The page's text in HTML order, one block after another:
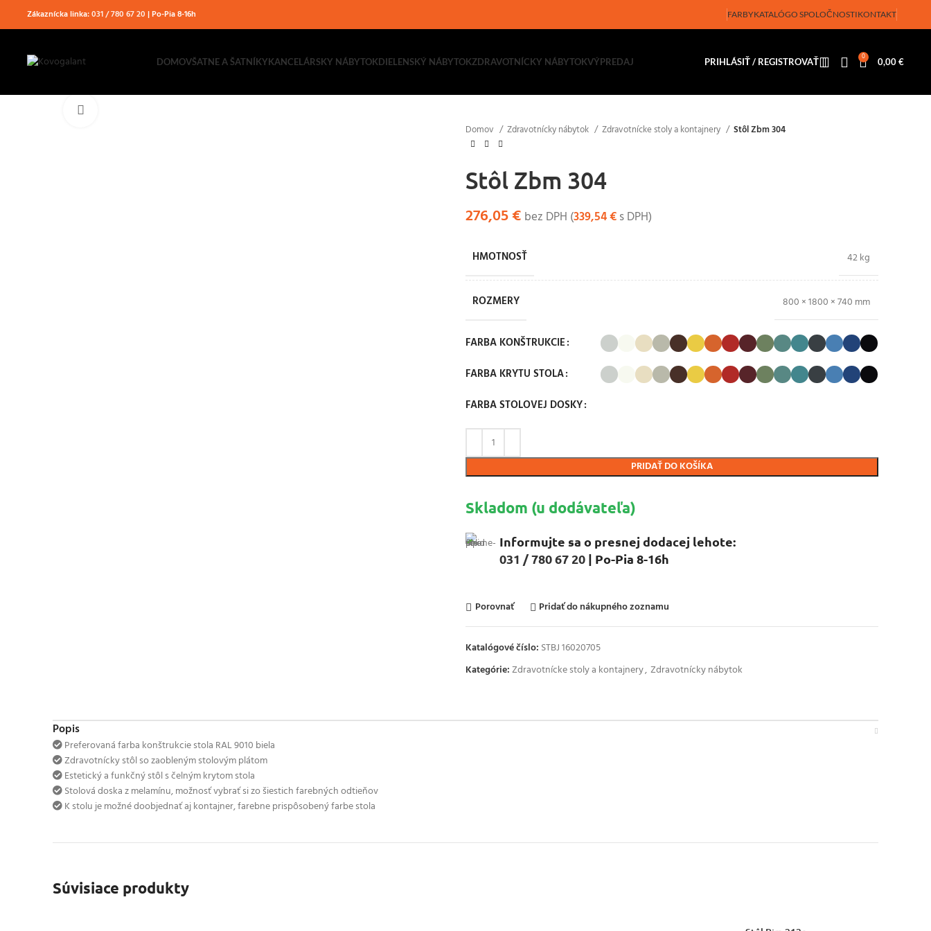
Zákaznícka linka:031 / 780 67 20 | Po-Pia 8-16h FARBYKATALÓGO SPOLOČNOSTIKONTAKT
DOMOVŠATNE A ŠATNÍKYKANCELÁRSKY NÁBYTOKDIELENSKÝ NÁBYTOKZDRAVOTNÍCKY NÁBYTOKVÝPREDAJ PRIHLÁSIŤ / REGISTROVAŤ 0 0,00€
Domov Zdravotnícky nábytok Zdravotnícke stoly a kontajnery Stôl Zbm 304
Stôl Zbm 304
276,05€ bez DPH (339,54€s DPH)
HMOTNOSŤ 42 kg
ROZMERY 800 × 1800 × 740 mm
FARBA KONŠTRUKCIE
FARBA KRYTU STOLA
FARBA STOLOVEJ DOSKY
PRIDAŤ DO KOŠÍKA
Skladom (u dodávateľa)
Informujte sa o presnej dodacej lehote:
031 / 780 67 20 | Po-Pia 8-16h
Porovnať Pridať do nákupného zoznamu
Katalógové číslo: STBJ 16020705
Kategórie:Zdravotnícke stoly a kontajnery, Zdravotnícky nábytok
Popis
Preferovaná farba konštrukcie stola RAL 9010 biela
Zdravotnícky stôl so zaobleným stolovým plátom
Estetický a funkčný stôl s čelným krytom stola
Stolová doska z melamínu, možnosť vybrať si zo šiestich farebných odtieňov
K stolu je možné doobjednať aj kontajner, farebne prispôsobený farbe stola
Súvisiace produkty